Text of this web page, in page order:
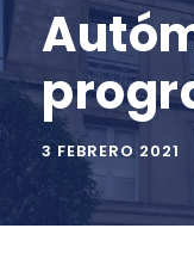
3 FEBRERO 2021